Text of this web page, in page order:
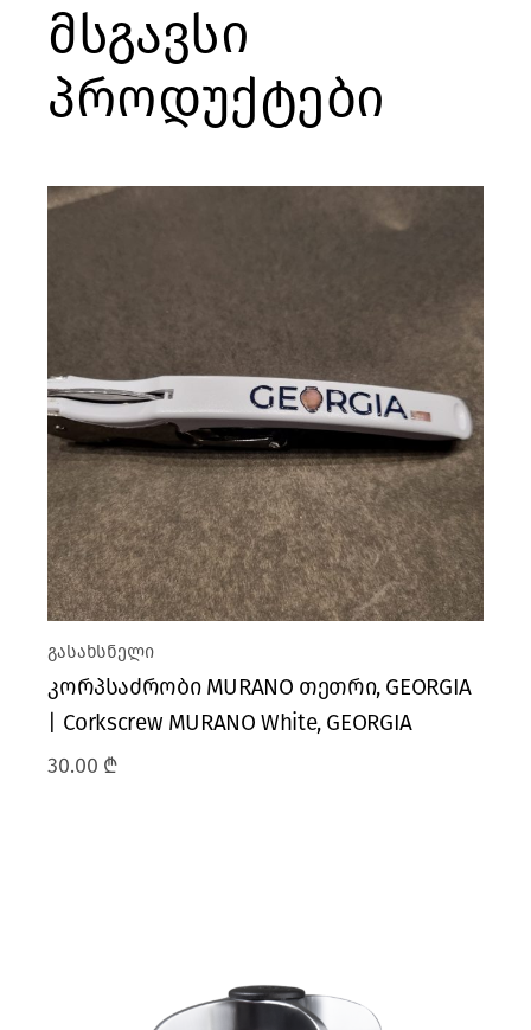
მსგავსი
პროდუქტები
გასახსნელი
კორპსაძრობი MURANO თეთრი, GEORGIA
| Corkscrew MURANO White, GEORGIA
30.00 ₾